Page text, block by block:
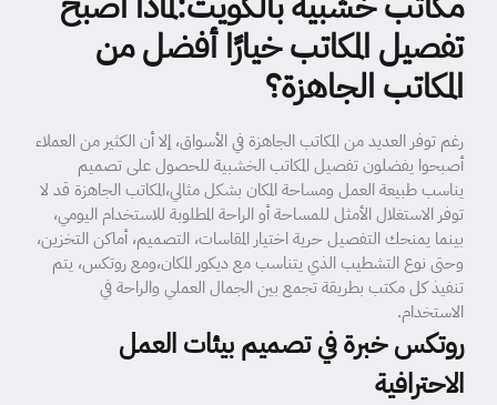
تفصيل المكاتب خيارًا أفضل من
المكاتب الجاهزة؟
رغم توفر العديد من المكاتب الجاهزة في الأسواق، إلا أن الكثير من العملاء
أصبحوا يفضلون تفصيل المكاتب الخشبية للحصول على تصميم
يناسب طبيعة العمل ومساحة المكان بشكل مثالي،المكاتب الجاهزة قد لا
توفر الاستغلال الأمثل للمساحة أو الراحة المطلوبة للاستخدام اليومي،
بينما يمنحك التفصيل حرية اختيار المقاسات، التصميم، أماكن التخزين،
وحتى نوع التشطيب الذي يتناسب مع ديكور المكان،ومع روتكس، يتم
تنفيذ كل مكتب بطريقة تجمع بين الجمال العملي والراحة في
الاستخدام.
روتكس خبرة في تصميم بيئات العمل
الاحترافية